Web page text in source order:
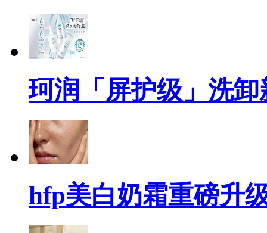
珂润「屏护级」洗
hfp美白奶霜重磅升